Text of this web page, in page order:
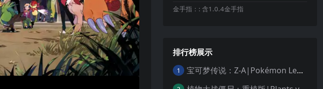
金手指：: 含1.0.4金手指
排行榜展示
1 宝可梦传说：Z-A|Pokémon Legends: Z-A中文